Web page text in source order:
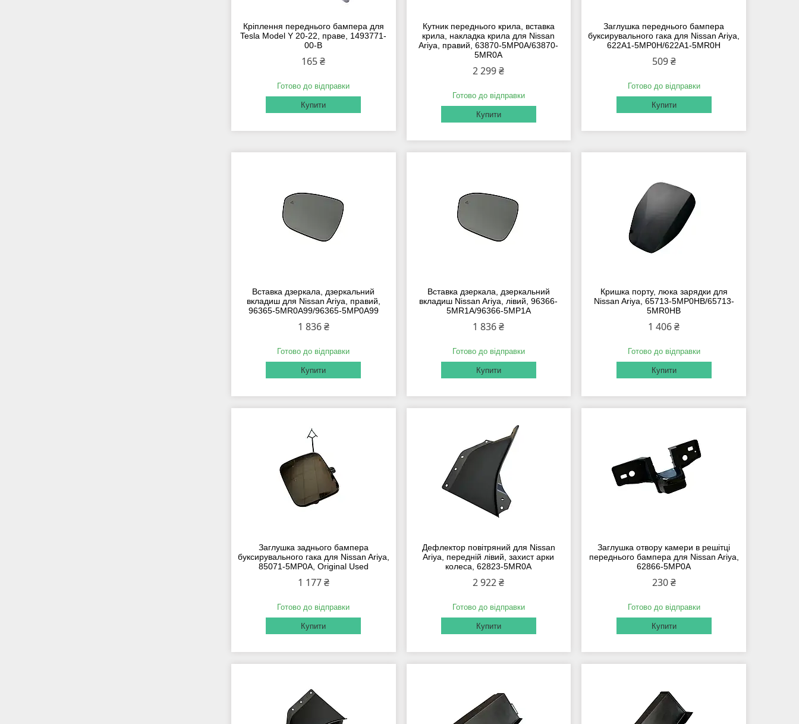
Кріплення переднього бампера для
Tesla Model Y 20-22, праве, 1493771-
00-B
165 ₴
Готово до відправки
Купити
Кутник переднього крила, вставка
крила, накладка крила для Nissan
Ariya, правий, 63870-5MP0A/63870-
5MR0A
2 299 ₴
Готово до відправки
Купити
Заглушка переднього бампера
буксирувального гака для Nissan Ariya,
622A1-5MP0H/622A1-5MR0H
509 ₴
Готово до відправки
Купити
Вставка дзеркала, дзеркальний
вкладиш для Nissan Ariya, правий,
96365-5MR0A99/96365-5MP0A99
1 836 ₴
Готово до відправки
Купити
Вставка дзеркала, дзеркальний
вкладиш Nissan Ariya, лівий, 96366-
5MR1A/96366-5MP1A
1 836 ₴
Готово до відправки
Купити
Кришка порту, люка зарядки для
Nissan Ariya, 65713-5MP0HB/65713-
5MR0HB
1 406 ₴
Готово до відправки
Купити
Заглушка заднього бампера
буксирувального гака для Nissan Ariya,
85071‑5MP0A, Original Used
1 177 ₴
Готово до відправки
Купити
Дефлектор повітряний для Nissan
Ariya, передній лівий, захист арки
колеса, 62823-5MR0A
2 922 ₴
Готово до відправки
Купити
Заглушка отвору камери в решітці
переднього бампера для Nissan Ariya,
62866-5MP0A
230 ₴
Готово до відправки
Купити